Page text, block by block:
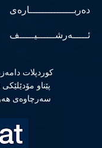
دەربـــــــــــــــارەی
ئـــــەرشــــــیـــــف
كوردپلات
پێناو
سەرچاوەی